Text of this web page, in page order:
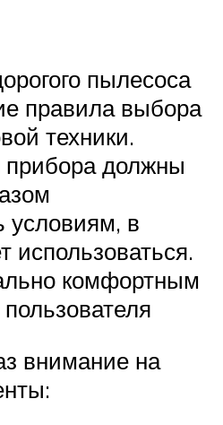
пылесоса
правила выбора
техники.
прибора должны
условиям, в
использоваться.
комфортным
внимание на